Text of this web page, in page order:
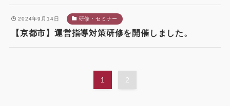
2024年9月14日 研修・セミナー
【京都市】運営指導対策研修を開催しました。
1 2